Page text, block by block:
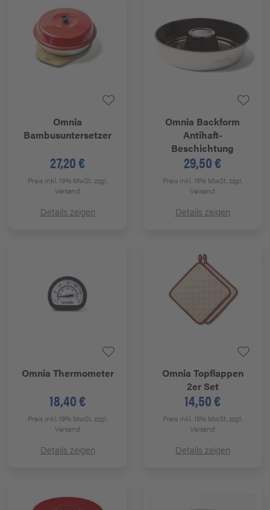
Omnia
Bambusuntersetzer
27,20 €
Preis inkl. 19% MwSt.zzgl.
Versand
Details zeigen
Omnia Backform
Antihaft-
Beschichtung
29,50 €
Preis inkl. 19% MwSt.zzgl.
Versand
Details zeigen
Omnia Thermometer
18,40 €
Preis inkl. 19% MwSt.zzgl.
Versand
Details zeigen
Omnia Topflappen
2er Set
14,50 €
Preis inkl. 19% MwSt.zzgl.
Versand
Details zeigen